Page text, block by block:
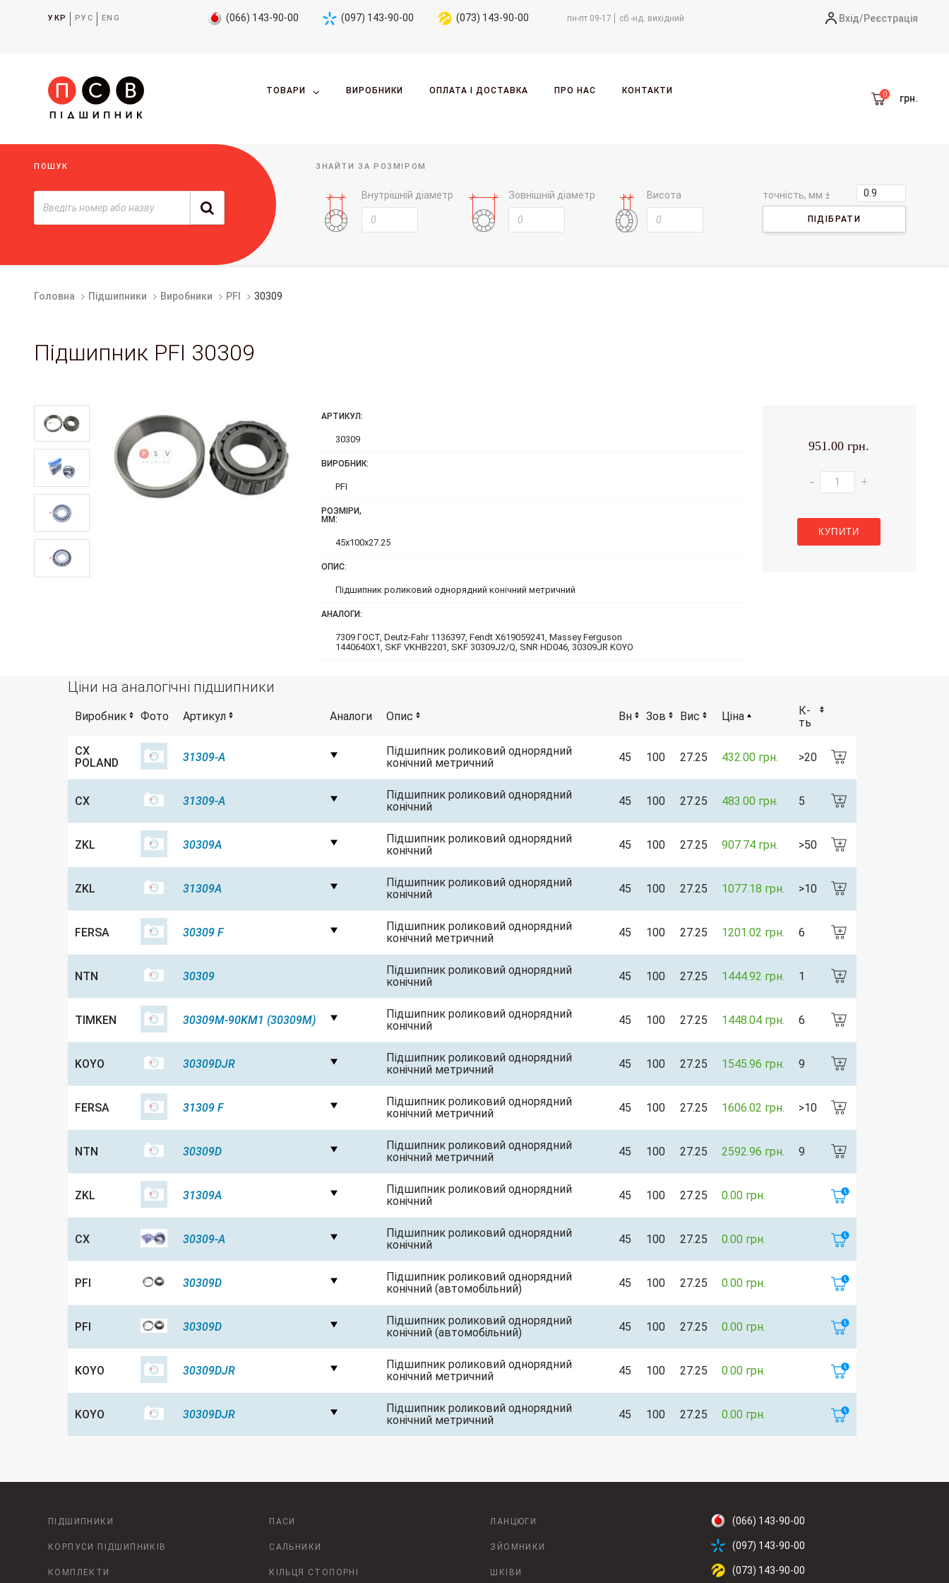
УКР РУС ENG пн-пт 09-17 сб.-нд. вихідний
(066) 143-90-00 (097) 143-90-00 (073) 143-90-00 Вхід/Реєстрація
ТОВАРИ ВИРОБНИКИ ОПЛАТА І ДОСТАВКА ПРО НАС КОНТАКТИ
грн.
ПОШУК ЗНАЙТИ ЗА РОЗМІРОМ
Внутрішній діаметр Зовнішній діаметр Висота точність, мм ±
ПІДІБРАТИ
Головна Підшипники Виробники PFI 30309
Підшипник PFI 30309
АРТИКУЛ:
30309
ВИРОБНИК:
PFI
РОЗМІРИ,
ММ:
45x100x27.25
ОПИС:
Підшипник роликовий однорядний конічний метричний
АНАЛОГИ:
7309 ГОСТ, Deutz-Fahr 1136397, Fendt X619059241, Massey Ferguson
1440640X1, SKF VKHB2201, SKF 30309J2/Q, SNR HD046, 30309JR KOYO
951.00 грн.
- +
КУПИТИ
Ціни на аналогічні підшипники
Виробник Фото Артикул Аналоги Опис Вн Зов Вис Ціна
К-
ть
CX
POLAND
31309-A
Підшипник роликовий однорядний
конічний метричний
45 100 27.25 432.00 грн. >20
CX 31309-A
Підшипник роликовий однорядний
конічний
45 100 27.25 483.00 грн. 5
ZKL 30309A
Підшипник роликовий однорядний
конічний
45 100 27.25 907.74 грн. >50
ZKL 31309A
Підшипник роликовий однорядний
конічний
45 100 27.25 1077.18 грн. >10
FERSA 30309 F
Підшипник роликовий однорядний
конічний метричний
45 100 27.25 1201.02 грн. 6
NTN 30309
Підшипник роликовий однорядний
конічний
45 100 27.25 1444.92 грн. 1
TIMKEN 30309M-90KM1 (30309M)
Підшипник роликовий однорядний
конічний
45 100 27.25 1448.04 грн. 6
KOYO 30309DJR
Підшипник роликовий однорядний
конічний метричний
45 100 27.25 1545.96 грн. 9
FERSA 31309 F
Підшипник роликовий однорядний
конічний метричний
45 100 27.25 1606.02 грн. >10
NTN 30309D
Підшипник роликовий однорядний
конічний метричний
45 100 27.25 2592.96 грн. 9
ZKL 31309A
Підшипник роликовий однорядний
конічний
45 100 27.25 0.00 грн.
CX 30309-A
Підшипник роликовий однорядний
конічний
45 100 27.25 0.00 грн.
PFI 30309D
Підшипник роликовий однорядний
конічний (автомобільний)
45 100 27.25 0.00 грн.
PFI 30309D
Підшипник роликовий однорядний
конічний (автомобільний)
45 100 27.25 0.00 грн.
KOYO 30309DJR
Підшипник роликовий однорядний
конічний метричний
45 100 27.25 0.00 грн.
KOYO 30309DJR
Підшипник роликовий однорядний
конічний метричний
45 100 27.25 0.00 грн.
ПІДШИПНИКИ
КОРПУСИ ПІДШИПНИКІВ
КОМПЛЕКТИ
ПАСИ
САЛЬНИКИ
КІЛЬЦЯ СТОПОРНІ
ЛАНЦЮГИ
ЗЙОМНИКИ
ШКІВИ
(066) 143-90-00
(097) 143-90-00
(073) 143-90-00